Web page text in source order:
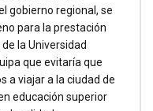
gobierno regional, se
para la prestación
la Universidad
que evitaría que
a viajar a la ciudad de
educación superior